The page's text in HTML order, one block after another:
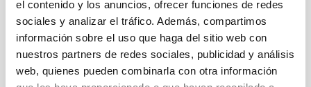
el contenido y los anuncios, ofrecer funciones de redes
sociales y analizar el tráfico. Además, compartimos
información sobre el uso que haga del sitio web con
nuestros partners de redes sociales, publicidad y análisis
web, quienes pueden combinarla con otra información
en Maunakea, trabajo con los astrónomos de allí-, ninguno de
nosotros anticipó que habría estos problemas con respecto al
TMT. No sé la respuesta, creo que en este momento la
situación se encuentra en punto muerto. Ambos lados se están
mirando el uno al otro y esperando que alguno retroceda. No
creo que los grupos hawaianos acampados en la montaña